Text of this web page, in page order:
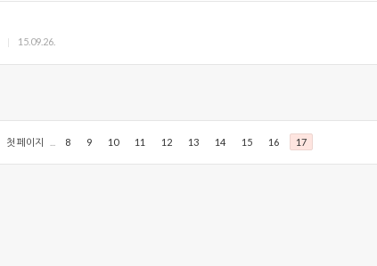
15.09.26.
첫 페이지 8 9 10 11 12 13 14 15 16 17